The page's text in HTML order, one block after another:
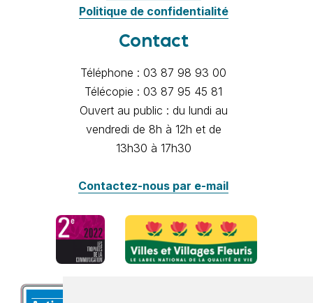
Politique de confidentialité
Contact
Téléphone : 03 87 98 93 00
Télécopie : 03 87 95 45 81
Ouvert au public : du lundi au
vendredi de 8h à 12h et de
13h30 à 17h30
Contactez-nous par e-mail